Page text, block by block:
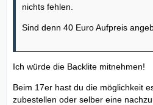
nichts fehlen.
Sind denn 40 Euro Aufpreis
Ich würde die Backlite mitnehmen!
Beim 17er hast du die möglichkeit
zubestellen oder selber eine